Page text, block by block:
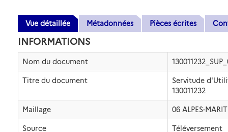
Vue détaillée Métadonnées Pièces écrites
INFORMATIONS
Nom du document
Titre du document
Servitude
130011232
Maillage 06 ALPES-
Source Téléversement